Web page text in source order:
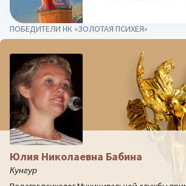
ПОБЕДИТЕЛИ НК «ЗОЛОТАЯ ПСИХЕЯ»
Юлия Николаевна Бабина
Кунгур